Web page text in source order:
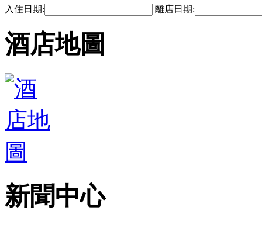
入住日期: 離店日期:
酒店地圖
新聞中心